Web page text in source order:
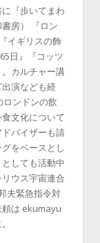
『歩いてまわ
房） 『ロン
イギリスの飾
日』『コッツ
カルチャー講
演なども経
ロンドンの飲
文化について
バイザーも請
をベースとし
しても活動中
リウス宇宙連合
夫緊急指令対
頼は ekumayu